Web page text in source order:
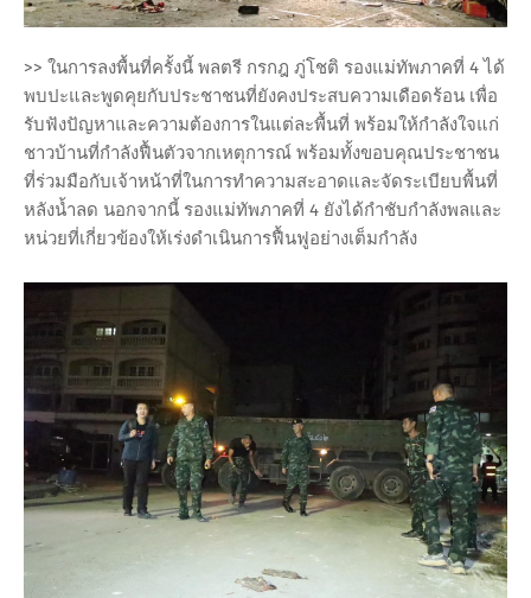
>> ในการลงพื้นที่ครั้งนี้ พลตรี กรกฎ ภู่โชติ รองแม่ทัพภาคที่ 4 ได้
พบปะและพูดคุยกับประชาชนที่ยังคงประสบความเดือดร้อน เพื่อ
รับฟังปัญหาและความต้องการในแต่ละพื้นที่ พร้อมให้กำลังใจแก่
ชาวบ้านที่กำลังฟื้นตัวจากเหตุการณ์ พร้อมทั้งขอบคุณประชาชน
ที่ร่วมมือกับเจ้าหน้าที่ในการทำความสะอาดและจัดระเบียบพื้นที่
หลังน้ำลด นอกจากนี้ รองแม่ทัพภาคที่ 4 ยังได้กำชับกำลังพลและ
หน่วยที่เกี่ยวข้องให้เร่งดำเนินการฟื้นฟูอย่างเต็มกำลัง